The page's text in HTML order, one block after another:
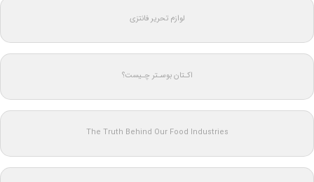
لوازم تحریر فانتزی
اکـتان بوسـتر چـیست؟
The Truth Behind Our Food Industries